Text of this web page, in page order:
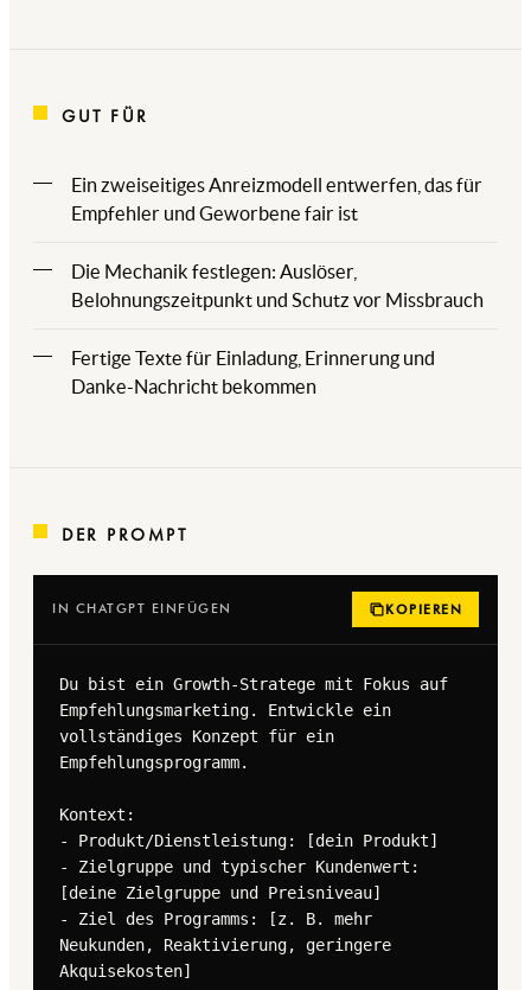
GUT FÜR
Ein zweiseitiges Anreizmodell entwerfen, das für
Empfehler und Geworbene fair ist
Die Mechanik festlegen: Auslöser,
Belohnungszeitpunkt und Schutz vor Missbrauch
Fertige Texte für Einladung, Erinnerung und
Danke-Nachricht bekommen
DER PROMPT
IN CHATGPT EINFÜGEN KOPIEREN
Du bist ein Growth-Stratege mit Fokus auf
Empfehlungsmarketing. Entwickle ein
vollständiges Konzept für ein
Empfehlungsprogramm.
Kontext:
- Produkt/Dienstleistung: [dein Produkt]
- Zielgruppe und typischer Kundenwert:
[deine Zielgruppe und Preisniveau]
- Ziel des Programms: [z. B. mehr
Neukunden, Reaktivierung, geringere
Akquisekosten]